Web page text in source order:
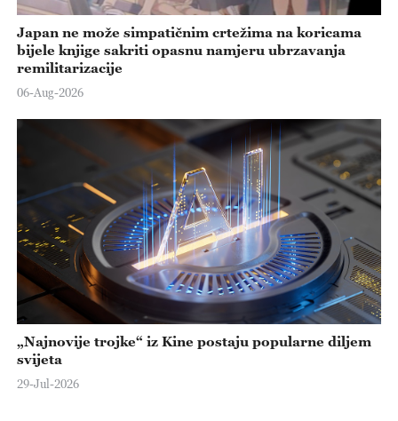
Japan ne može simpatičnim crtežima na koricama
bijele knjige sakriti opasnu namjeru ubrzavanja
remilitarizacije
06-Aug-2026
„Najnovije trojke“ iz Kine postaju popularne diljem
svijeta
29-Jul-2026